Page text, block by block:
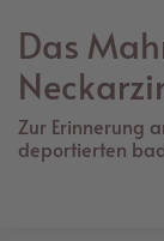
zum
Inhalt
Das
Zur Erinnerung
deportierten